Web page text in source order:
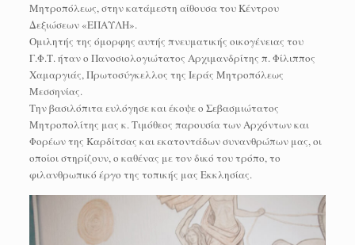
Μητροπόλεως, στην κατάμεστη αίθουσα του Κέντρου
Δεξιώσεων «ΕΠΑΥΛΗ».
Ομιλητής της όμορφης αυτής πνευματικής οικογένειας του
Γ.Φ.Τ. ήταν ο Πανοσιολογιώτατος Αρχιμανδρίτης π. Φίλιππος
Χαμαργιάς, Πρωτοσύγκελλος της Ιεράς Μητροπόλεως
Μεσσηνίας.
Την βασιλόπιτα ευλόγησε και έκοψε ο Σεβασμιώτατος
Μητροπολίτης μας κ. Τιμόθεος παρουσία των Αρχόντων και
Φορέων της Καρδίτσας και εκατοντάδων συνανθρώπων μας, οι
οποίοι στηρίζουν, ο καθένας με τον δικό του τρόπο, το
φιλανθρωπικό έργο της τοπικής μας Εκκλησίας.